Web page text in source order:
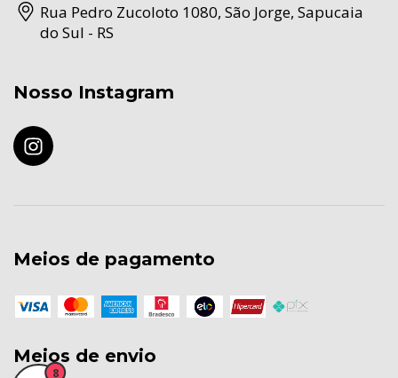
Rua Pedro Zucoloto 1080, São Jorge, Sapucaia
do Sul - RS
Nosso Instagram
Meios de pagamento
Meios de envio
8